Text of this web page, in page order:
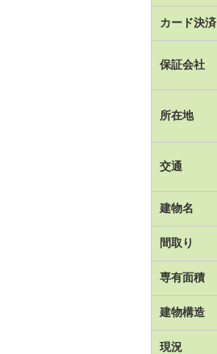
カード決済
保証会社
所在地
交通
建物名
間取り
専有面積
建物構造
現況